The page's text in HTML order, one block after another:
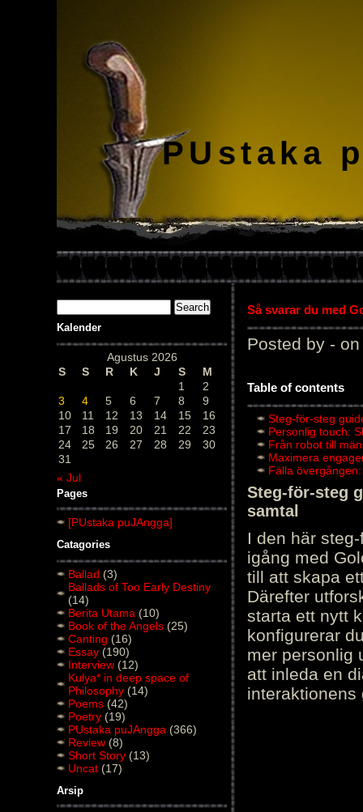
PUstaka
Kalender
Agustus 2026
S
S R K J S
M
1
2
3
4 5 6 7 8
9
10
11 12 13 14 15
16
17
18 19 20 21 22
23
24
25 26 27 28 29
30
31
« Jul
Pages
[PUstaka puJAngga]
Catagories
Ballad (3)
Ballads of Too Early Destiny
(14)
Berita Utama (10)
Book of the Angels (25)
Canting (16)
Essay (190)
Interview (12)
Kulya* in deep space of
Philosophy (14)
Poems (42)
Poetry (19)
PUstaka puJAngga (366)
Review (8)
Short Story (13)
Uncat (17)
Arsip
Så svarar du med
Posted by - on
Table of contents
Steg-för-steg
Personlig touch:
Från robot till
Maximera
Fälla
Steg-för-steg
samtal
I den här
igång med
till att skapa
Därefter
starta ett nytt
konfigurerar
mer personlig
att inleda en
interaktionens